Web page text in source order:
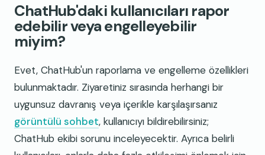
ChatHub'daki kullanıcıları rapor
edebilir veya engelleyebilir
miyim?
Evet, ChatHub'un raporlama ve engelleme özellikleri
bulunmaktadır. Ziyaretiniz sırasında herhangi bir
uygunsuz davranış veya içerikle karşılaşırsanız
görüntülü sohbet, kullanıcıyı bildirebilirsiniz;
ChatHub ekibi sorunu inceleyecektir. Ayrıca belirli